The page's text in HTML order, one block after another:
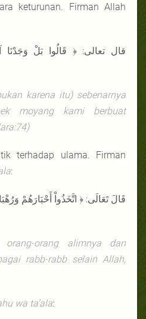
keturunan. Firman Allah
karena itu) sebenarnya
moyang kami berbuat
:74)
terhadap ulama. Firman
:
قَالَ تَعَالَى: ﴿ اتَّخَذُواْ أَحْبَارَهُمْ
orang-orang alimnya dan
rabb-rabb selain Allah,
wa ta’ala: